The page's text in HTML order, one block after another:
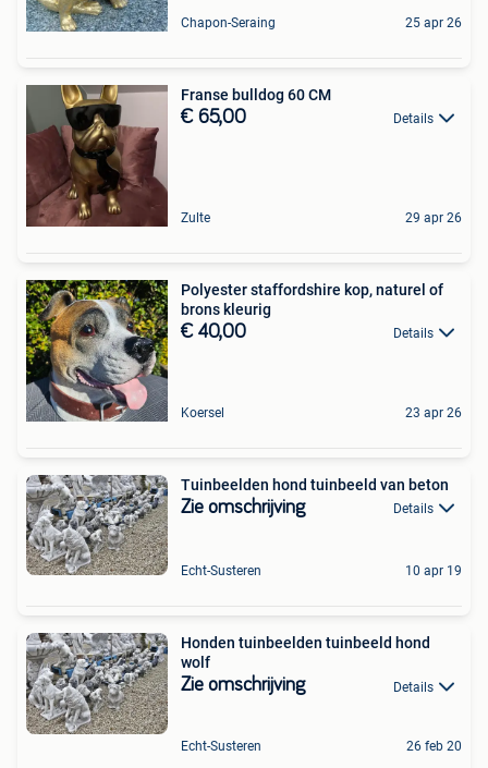
Chapon-Seraing 25 apr 26
Franse bulldog 60 CM
€ 65,00 Details
Zulte 29 apr 26
Polyester staffordshire kop, naturel of
brons kleurig
€ 40,00 Details
Koersel 23 apr 26
Tuinbeelden hond tuinbeeld van beton
Zie omschrijving Details
Echt-Susteren 10 apr 19
Honden tuinbeelden tuinbeeld hond
wolf
Zie omschrijving Details
Echt-Susteren 26 feb 20